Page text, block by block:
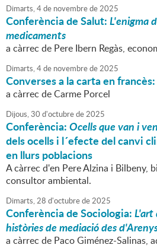
Dimarts,4de novembrede2025
Conferència de Salut:L'enigma
medicaments
a càrrec de Pere Ibern Regàs,
Dimarts,4de novembrede2025
Converses a la carta en francès:
a càrrec de Carme Porcel
Dijous,30 d'octubrede2025
Conferència:Ocells que van i
dels ocells i l´efecte del canvi
en llurs poblacions
A càrrec d'en Pere Alzina i Bilbeny,
consultor ambiental.
Dimarts,28 d'octubrede2025
Conferència de Sociologia:
històries de mediació des
a càrrec de Paco Giménez-Salinas,